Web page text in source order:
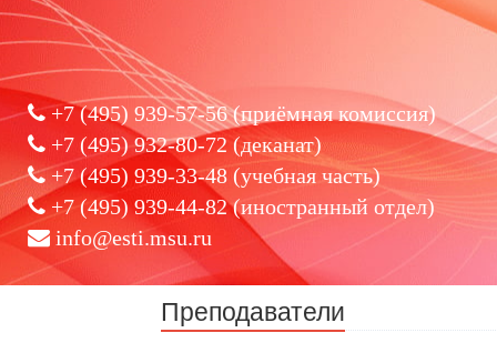
+7 (495) 939-57-56(приёмная комиссия)
+7 (495) 932-80-72 (деканат)
+7 (495) 939-33-48 (учебная часть)
+7 (495) 939-44-82 (иностранный отдел)
info@esti.msu.ru
Преподаватели